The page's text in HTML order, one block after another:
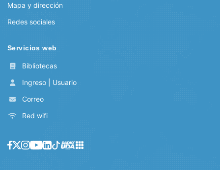
Mapa y dirección
Redes sociales
Servicios web
Bibliotecas
Ingreso | Usuario
Correo
Red wifi